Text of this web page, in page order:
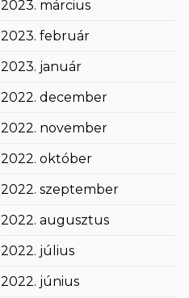
2023. március
2023. február
2023. január
2022. december
2022. november
2022. október
2022. szeptember
2022. augusztus
2022. július
2022. június